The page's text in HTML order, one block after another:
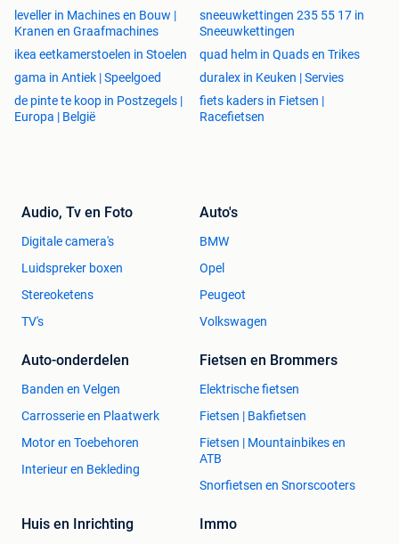
leveller in Machines en Bouw |
Kranen en Graafmachines
sneeuwkettingen 235 55 17 in
Sneeuwkettingen
ikea eetkamerstoelen in Stoelen
quad helm in Quads en Trikes
gama in Antiek | Speelgoed
duralex in Keuken | Servies
de pinte te koop in Postzegels |
Europa | België
fiets kaders in Fietsen |
Racefietsen
Audio, Tv en Foto
Digitale camera's
Luidspreker boxen
Stereoketens
TV's
Auto's
BMW
Opel
Peugeot
Volkswagen
Auto-onderdelen
Banden en Velgen
Carrosserie en Plaatwerk
Motor en Toebehoren
Interieur en Bekleding
Fietsen en Brommers
Elektrische fietsen
Fietsen | Bakfietsen
Fietsen | Mountainbikes en
ATB
Snorfietsen en Snorscooters
Huis en Inrichting Immo